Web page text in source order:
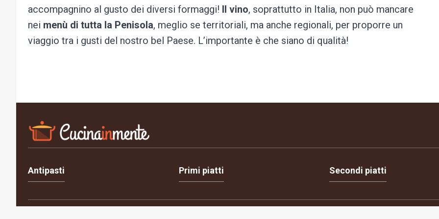
accompagnino al gusto dei diversi formaggi! Il vino, soprattutto in Italia, non può mancare
nei menù di tutta la Penisola, meglio se territoriali, ma anche regionali, per proporre un
viaggio tra i gusti del nostro bel Paese. L’importante è che siano di qualità!
Antipasti Primi piatti Secondi piatti